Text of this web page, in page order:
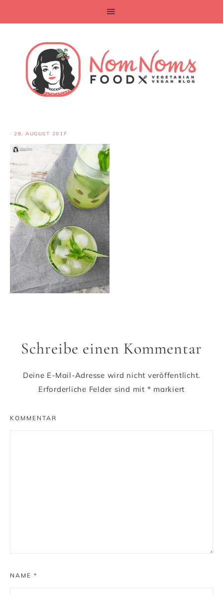
· 28. AUGUST 2017
Schreibe einen Kommentar
Deine E-Mail-Adresse wird nicht veröffentlicht.
Erforderliche Felder sind mit * markiert
KOMMENTAR
NAME *